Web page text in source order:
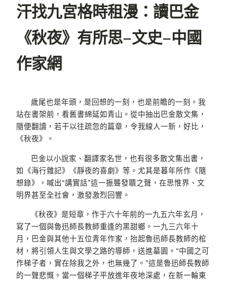
汗找九宮格時租漫：讀巴金
《秋夜》有所思–文史–中國
作家網
歲尾也是年頭，是回想的一刻，也是前瞻的一刻。我
站在書架前，看舊書綿延如青山。從中抽出巴金散文集，
隨便翻讀，若干以往疏忽的篇章，令我線人一新，好比，
《秋夜》。
巴金以小說家、翻譯家名世，也有很多散文集出書，
如《海行雜記》《靜夜的喜劇》等。尤其是暮年所作《隨
想錄》，喊出“講實話”這一振聾發聵之聲，在思惟界、文
明界甚至全社會，激發激烈回響。
《秋夜》是短章，作于六十年前的一九五六年玄月，
寫了一個與魯迅師長教師重逢的黑甜鄉。一九三六年十
月，巴金與其他十五位青年作家，抬起魯迅師長教師的棺
材，將引領人生與文學之路的導師，送進墓園。“中國之可
作梯子者，實在除我之外，也無幾了。”這是魯迅師長教師
的一聲悲慨。當一個梯子平放進年夜地深處，在新一輪東